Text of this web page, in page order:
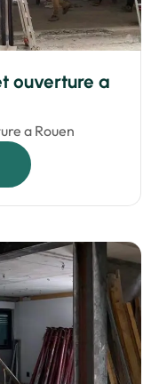
ouverture a
a Rouen